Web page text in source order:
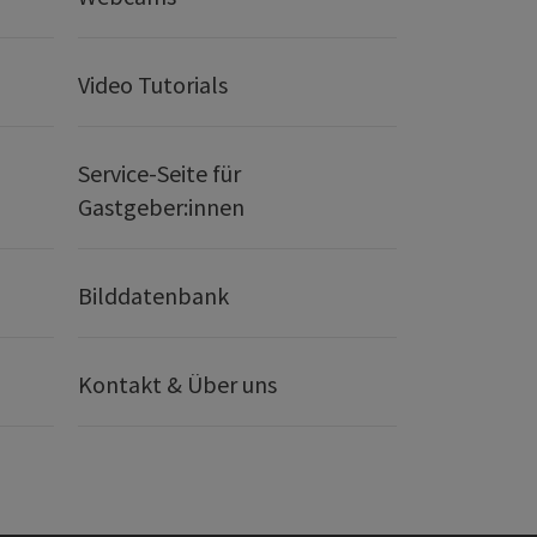
Video Tutorials
Service-Seite für
Gastgeber:innen
Bilddatenbank
Kontakt & Über uns